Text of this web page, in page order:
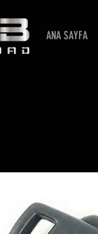
ANA SAYFA